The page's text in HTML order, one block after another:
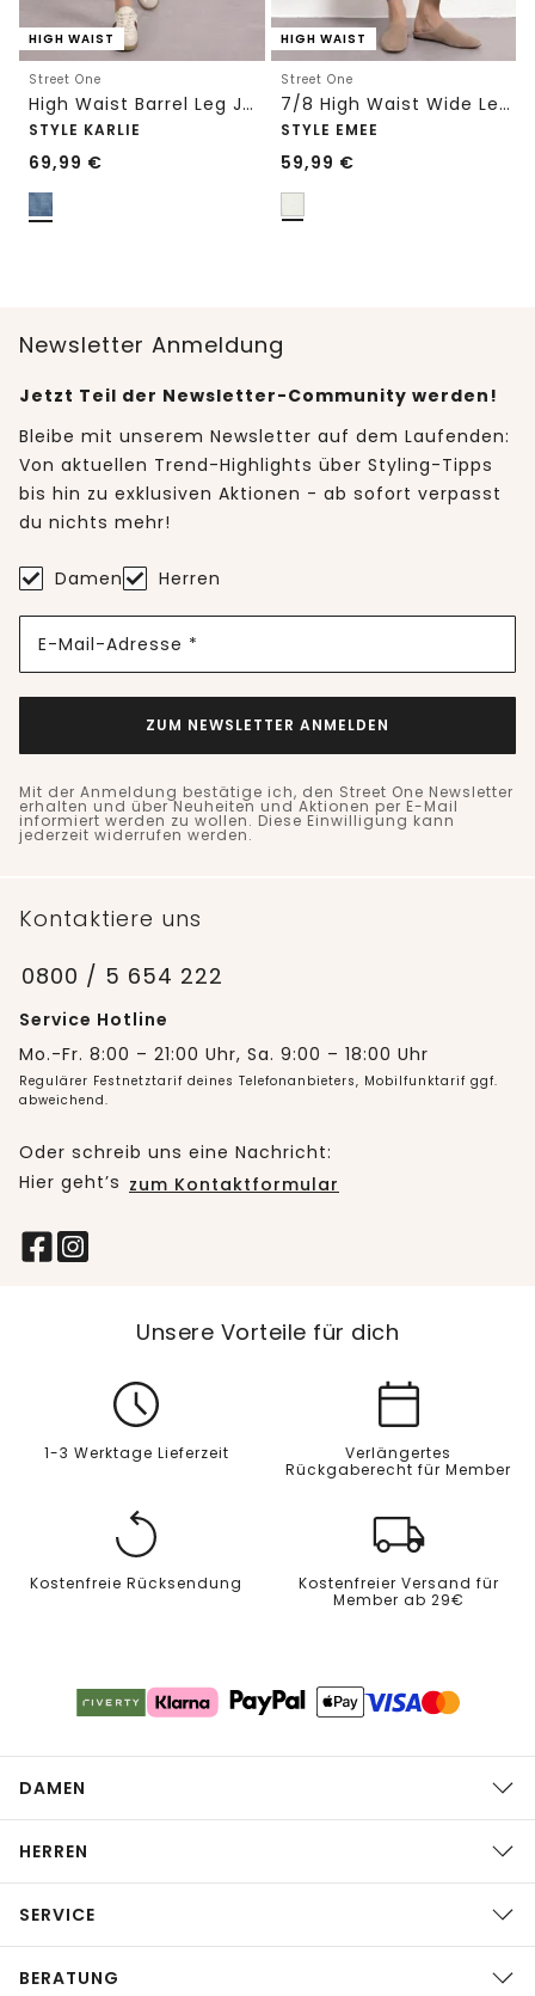
HIGH WAIST
Street One
High Waist Barrel Leg Jeans im Loose Fit
STYLE KARLIE
69,99 €
HIGH WAIST
Street One
7/8 High Waist Wide Leg Jeans im Loose Fit
STYLE EMEE
59,99 €
Newsletter Anmeldung
Jetzt Teil der Newsletter-Community werden!
Bleibe mit unserem Newsletter auf dem Laufenden:
Von aktuellen Trend-Highlights über Styling-Tipps
bis hin zu exklusiven Aktionen - ab sofort verpasst
du nichts mehr!
Damen Herren
E-Mail-Adresse *
ZUM NEWSLETTER ANMELDEN
Mit der Anmeldung bestätige ich, den Street One Newsletter
erhalten und über Neuheiten und Aktionen per E-Mail
informiert werden zu wollen. Diese Einwilligung kann
jederzeit widerrufen werden.
Kontaktiere uns
0800 / 5 654 222
Service Hotline
Mo.-Fr. 8:00 – 21:00 Uhr, Sa. 9:00 – 18:00 Uhr
Regulärer Festnetztarif deines Telefonanbieters, Mobilfunktarif ggf.
abweichend.
Oder schreib uns eine Nachricht:
Hier geht’s zum Kontaktformular
Unsere Vorteile für dich
1-3 Werktage Lieferzeit
Verlängertes
Rückgaberecht für Member
Kostenfreie Rücksendung
Kostenfreier Versand für
Member ab 29€
DAMEN
HERREN
SERVICE
BERATUNG